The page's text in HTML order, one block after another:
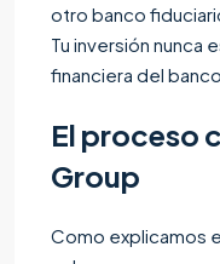
otro banco
Tu inversión nunca
financiera del banco.
El proceso
Group
Como explicamos